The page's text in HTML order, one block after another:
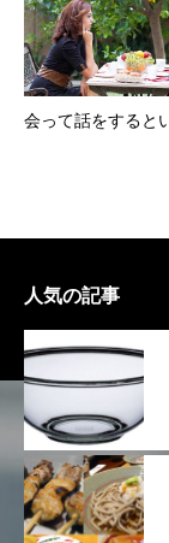
会って話をすると
人気の記事